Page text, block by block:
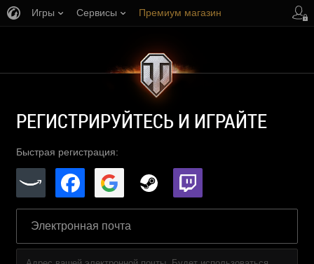
Игры Сервисы Премиум магазин
РЕГИСТРИРУЙТЕСЬ И ИГРАЙТЕ
Быстрая регистрация: